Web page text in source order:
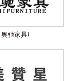
奥驰家具厂